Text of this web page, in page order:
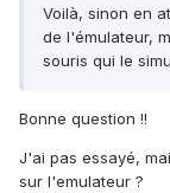
Voilà, sinon en
de l'émulateur,
souris qui le
Bonne question !!
J'ai pas essayé,
sur l'emulateur ?